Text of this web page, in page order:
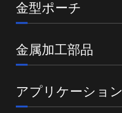
金型ポーチ
金属加工部品
アプリケーション